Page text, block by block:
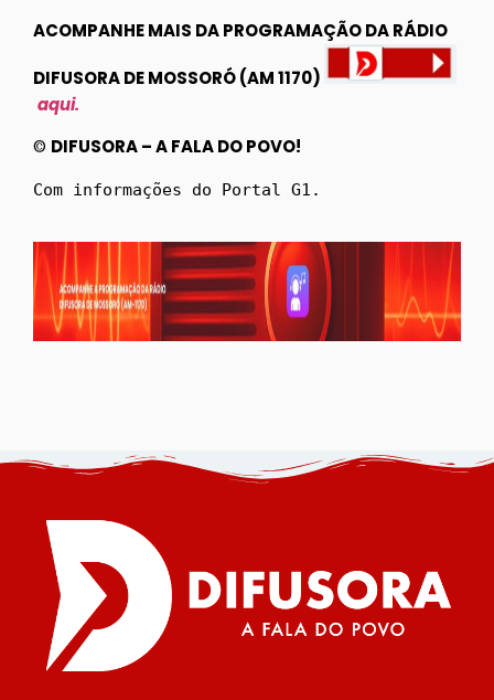
ACOMPANHE MAIS DA PROGRAMAÇÃO DA RÁDIO
DIFUSORA DE MOSSORÓ (AM 1170)
aqui.
© DIFUSORA – A FALA DO POVO!
Com informações do Portal G1.